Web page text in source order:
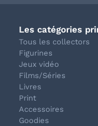
Les catégories
Tous les collectors
Figurines
Jeux vidéo
Films/Séries
Livres
Print
Accessoires
Goodies